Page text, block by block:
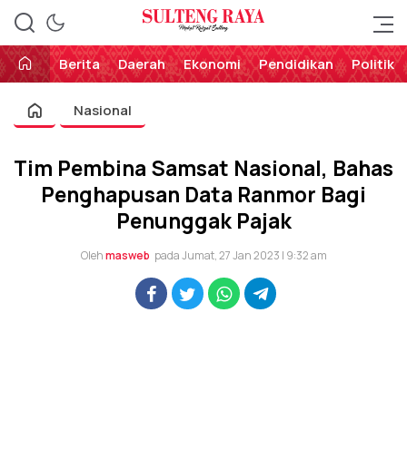
Sulteng Raya
Perekat Rakyat Sulteng
Berita
Daerah Ekonomi Pendidikan Politik
Nasional
Tim Pembina Samsat Nasional, Bahas
Penghapusan Data Ranmor Bagi
Penunggak Pajak
Olehmasweb pada Jumat, 27 Jan 2023 | 9:32 am